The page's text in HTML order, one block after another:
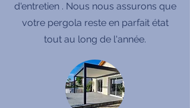
d'entretien . Nous nous assurons que
votre pergola reste en parfait état
tout au long de l'année.